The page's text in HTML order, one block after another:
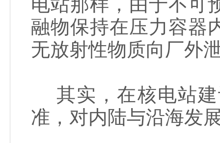
融物保持在压力容器
无放射性物质向厂外
其实，在核电站建
准，对内陆与沿海发